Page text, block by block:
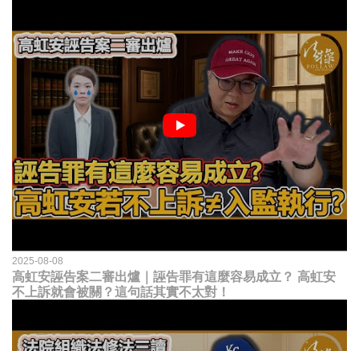
2025-08-08
高虹安誣告案二審出爐｜誣告罪有這麼容易成立？ 高虹安
不上訴就會被關？這句話其實不太對！